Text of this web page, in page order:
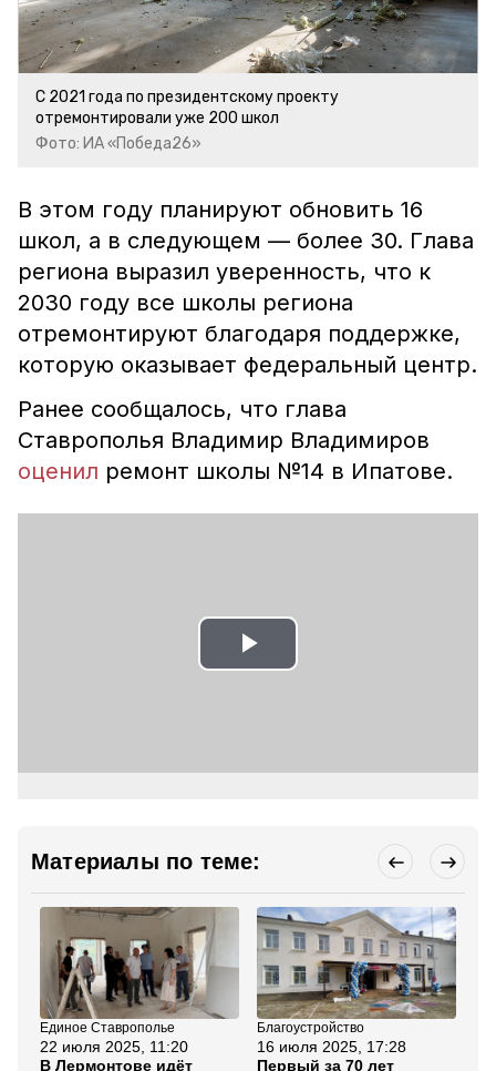
С 2021 года по президентскому проекту
отремонтировали уже 200 школ
Фото: ИА «Победа26»
В этом году планируют обновить 16
школ, а в следующем — более 30. Глава
региона выразил уверенность, что к
2030 году все школы региона
отремонтируют благодаря поддержке,
которую оказывает федеральный центр.
Ранее сообщалось, что глава
Ставрополья Владимир Владимиров
оценил ремонт школы №14 в Ипатове.
Play
Материалы по теме:
Единое Ставрополье
22 июля 2025, 11:20
В Лермонтове идёт
Благоустройство
16 июля 2025, 17:28
Первый за 70 лет